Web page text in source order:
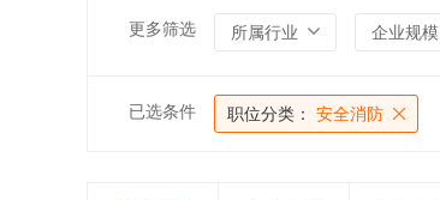
更多筛选 所属行业 企业规模
已选条件 职位分类： 安全消防